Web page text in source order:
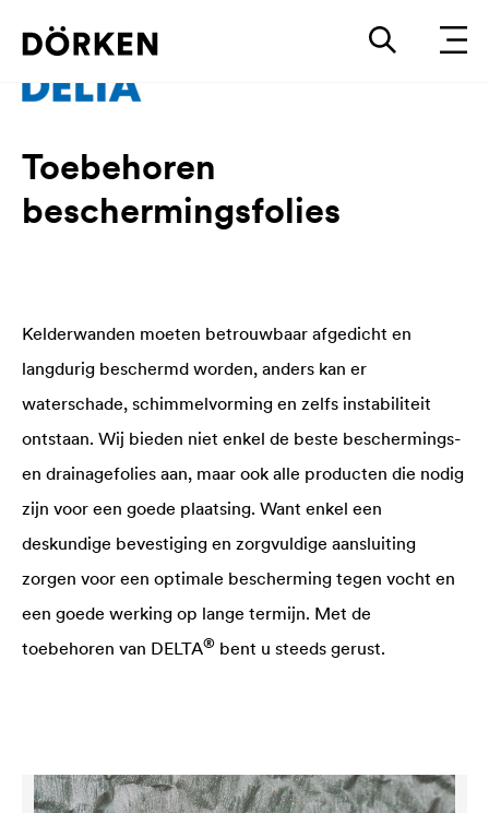
Toebehoren
beschermingsfolies
Kelderwanden moeten betrouwbaar afgedicht en
langdurig beschermd worden, anders kan er
waterschade, schimmelvorming en zelfs instabiliteit
ontstaan. Wij bieden niet enkel de beste beschermings-
en drainagefolies aan, maar ook alle producten die nodig
zijn voor een goede plaatsing. Want enkel een
deskundige bevestiging en zorgvuldige aansluiting
zorgen voor een optimale bescherming tegen vocht en
een goede werking op lange termijn. Met de
toebehoren van DELTA® bent u steeds gerust.